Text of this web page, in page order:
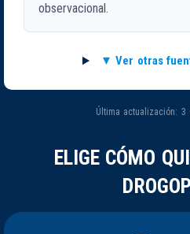
observacional.
Ver otras
Última actualización:
ELIGE CÓMO